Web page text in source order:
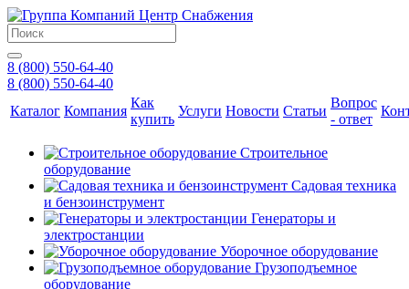
8 (800) 550-64-40
8 (800) 550-64-40
Каталог Компания
Как
купить
Услуги Новости Статьи
Вопрос
- ответ
Строительное
оборудование
Садовая техника
и бензоинструмент
Генераторы и
электростанции
Уборочное оборудование
Грузоподъемное
оборудование